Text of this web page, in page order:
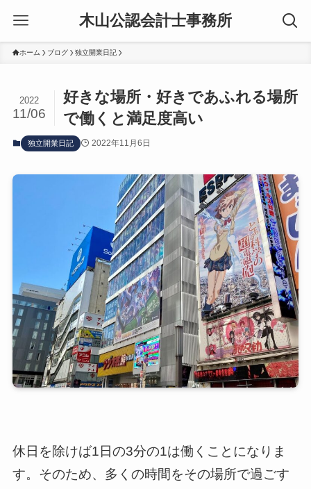
木山公認会計士事務所
ホーム ブログ 独立開業日記
好きな場所・好きであふれる場所
で働くと満足度高い
2022
11/06
独立開業日記 2022年11月6日
休日を除けば1日の3分の1は働くことになりま
す。そのため、多くの時間をその場所で過ごす